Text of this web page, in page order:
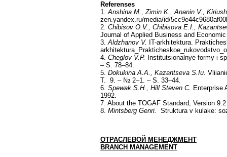
Referenses
1.Anshina M., Zimin K., Ananin V.,
zen.yandex.ru/media/id/
2. Chibisov O.V., Chibisova E.I.,
Journal of Applied Business and
3.Aldzhanov V.
IT-arkhitektura.
4. Cheglov V.P.
Institutsionalnye formy i
– S. 78–84.
5. Dokukina A.A., Kazantseva S.Iu.
T. 9. – № 2–1. – S. 33–44.
6. Spewak S.H., Hill Steven C. Enterprise
1992.
7. About the TOGAF Standard, Version
8. Mintsberg Genri. Struktura v kulake:
ОТРАСЛЕВОЙ МЕНЕДЖМЕНТ
BRANCH MANAGEMENT